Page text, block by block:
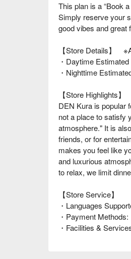
This plan is a “Book
Simply reserve your
good vibes and great
【Store Details】
・Daytime
・Nighttime
【Store Highlights】
DEN Kura is popular
not a place to satisfy
atmosphere." It is
friends, or for
makes you feel like
and luxurious
to relax, we limit
【Store Service】
・Languages
・Payment
・Facilities &